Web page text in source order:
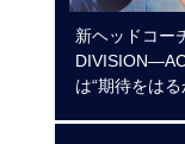
新ヘッドコー
は“期待をは